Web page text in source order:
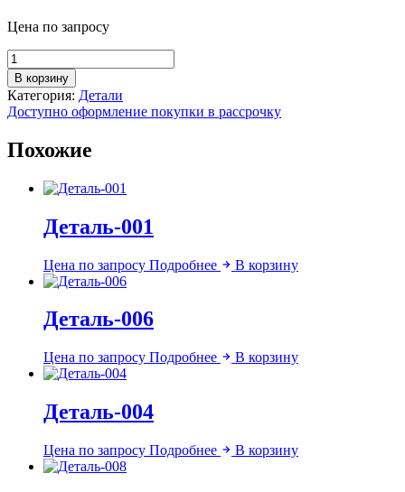
Цена по запросу
Количество
товара
Деталь-007
В корзину
Категория: Детали
Доступно оформление покупки в рассрочку
Похожие
Деталь-001
Цена по запросу Подробнее В корзину
Деталь-006
Цена по запросу Подробнее В корзину
Деталь-004
Цена по запросу Подробнее В корзину